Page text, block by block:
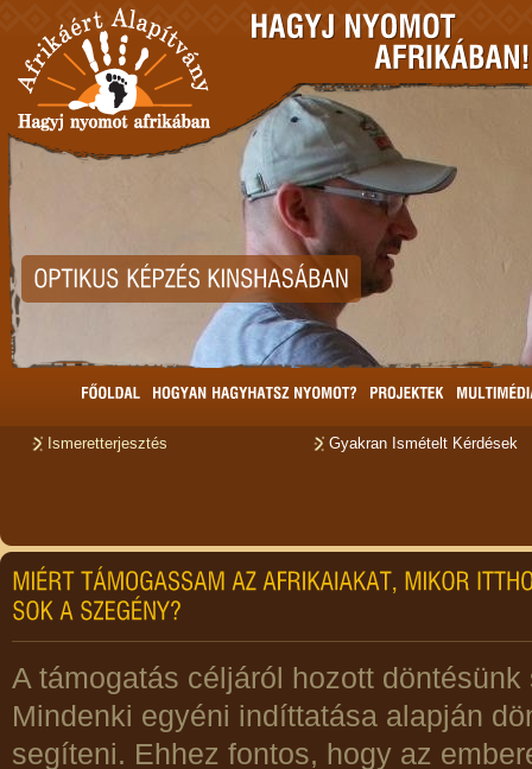
Ismeretterjesztés Gyakran Ismételt Kérdések
A támogatás céljáról hozott
Mindenki egyéni indíttatása alapján
segíteni. Ehhez fontos, hogy az